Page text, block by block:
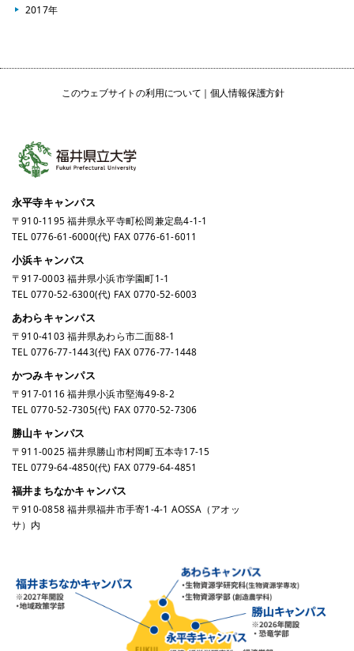
2017年
このウェブサイトの利用について 個人情報保護方針
永平寺キャンパス
〒910-1195 福井県永平寺町松岡兼定島4-1-1
TEL 0776-61-6000(代) FAX 0776-61-6011
小浜キャンパス
〒917-0003 福井県小浜市学園町1-1
TEL 0770-52-6300(代) FAX 0770-52-6003
あわらキャンパス
〒910-4103 福井県あわら市二面88-1
TEL 0776-77-1443(代) FAX 0776-77-1448
かつみキャンパス
〒917-0116 福井県小浜市堅海49-8-2
TEL 0770-52-7305(代) FAX 0770-52-7306
勝山キャンパス
〒911-0025 福井県勝山市村岡町五本寺17-15
TEL 0779-64-4850(代) FAX 0779-64-4851
福井まちなかキャンパス
〒910-0858 福井県福井市手寄1-4-1 AOSSA（アオッ
サ）内